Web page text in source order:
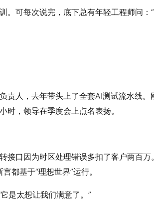
。可每次说完，底下总有年轻工程师问：
责人，去年带头上了全套AI测试流水线
时，领导在季度会上点名表扬。
接口因为时区处理错误多扣了客户两百
都基于“理想世界”运行。
是太想让我们满意了。”